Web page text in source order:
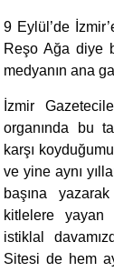
9 Eylül’de
Reşo Ağa diye
medyanın ana
İzmir
organında bu
karşı
ve yine aynı
başına
kitlelere yayan
istiklal
Sitesi de hem